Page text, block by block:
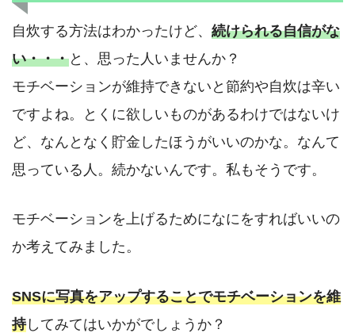
自炊する方法はわかったけど、 続けられる自信がな
い・・・と、思った人いませんか？
モチベーションが維持できないと節約や自炊は辛い
ですよね。とくに欲しいものがあるわけではないけ
ど、なんとなく貯金したほうがいいのかな。なんて
思っている人。続かないんです。私もそうです。
モチベーションを上げるためになにをすればいいの
か考えてみました。
SNSに写真をアップすることでモチベーションを維
持してみてはいかがでしょうか？